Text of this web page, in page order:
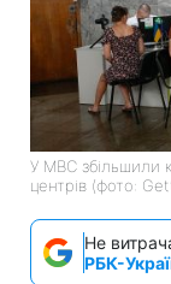
У МВС збільшили
центрів (фото:
Не
РБК-